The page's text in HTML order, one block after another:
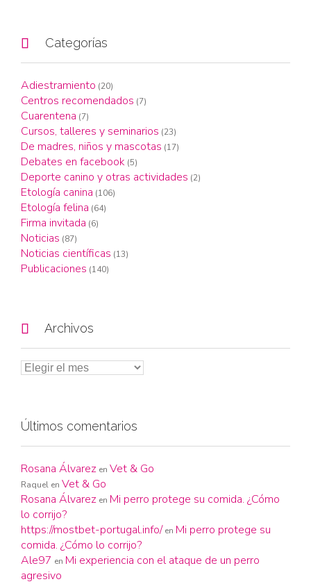
 Categorías
Adiestramiento (20)
Centros recomendados (7)
Cuarentena (7)
Cursos, talleres y seminarios (23)
De madres, niños y mascotas (17)
Debates en facebook (5)
Deporte canino y otras actividades (2)
Etología canina (106)
Etología felina (64)
Firma invitada (6)
Noticias (87)
Noticias científicas (13)
Publicaciones (140)
 Archivos
Últimos comentarios
Rosana Álvarez en Vet & Go
Raquel en Vet & Go
Rosana Álvarez en Mi perro protege su comida. ¿Cómo
lo corrijo?
https://mostbet-portugal.info/ en Mi perro protege su
comida. ¿Cómo lo corrijo?
Ale97 en Mi experiencia con el ataque de un perro
agresivo